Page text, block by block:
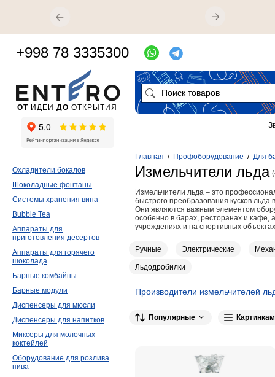
Главная / Профоборудование / Для
Измельчители льда
Измельчители льда – это
быстрого преобразования кусков
Они являются важным элементом
особенно в барах, ресторанах и кафе,
учреждениях и на спортивных
Ручные Электрические
Льдодробилки
Производители измельчителей
FIMAR
Популярные
Охладители бокалов
Шоколадные фонтаны
Системы хранения вина
Bubble Tea
Аппараты для
приготовления десертов
Аппараты для горячего
шоколада
Барные комбайны
Барные модули
Диспенсеры для мюсли
Диспенсеры для напитков
Миксеры для молочных
коктейлей
Оборудование для розлива
пива
ОТ ИДЕИ ДО ОТКРЫТИЯ
+998 78 3335300